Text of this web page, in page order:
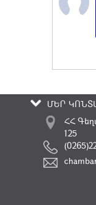
ՄԵՐ
ՀՀ
125